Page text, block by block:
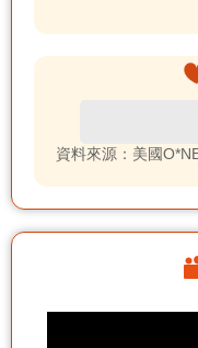
資料來源：美國